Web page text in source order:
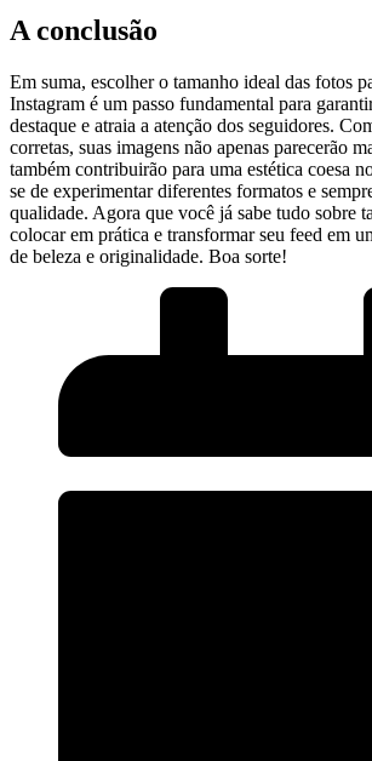
A conclusão
Em suma, ​escolher o‍ tamanho⁣ ideal das fotos
Instagram ‍é um passo fundamental para
destaque e atraia ⁤a atenção dos ⁢seguidores.
corretas, suas​ imagens não apenas parecerão
⁤também contribuirão para ‌uma‌ estética coesa
se de experimentar‍ diferentes formatos e
qualidade. Agora que você já sabe tudo sobre
colocar em prática e transformar seu​ feed em
de beleza e originalidade. Boa sorte!